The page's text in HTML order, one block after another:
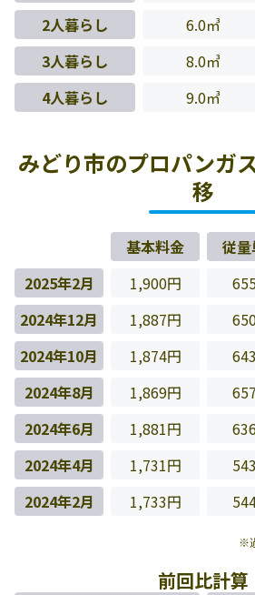
2人暮らし
6.0㎥
3人暮らし
8.0㎥
4人暮らし
9.0㎥
みどり市のプロパンガ
移
基本料金 従
2025年2月
1,900円
2024年12月
1,887円
2024年10月
1,874円
2024年8月
1,869円
2024年6月
1,881円
2024年4月
1,731円
2024年2月
1,733円
※
前回比計算